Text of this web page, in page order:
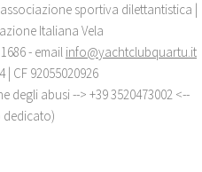
| associazione sportiva dilettantistica |
Italiana Vela
- email info@yachtclubquartu.it
| CF 92055020926
abusi --> +39 3520473002 <--
dedicato)